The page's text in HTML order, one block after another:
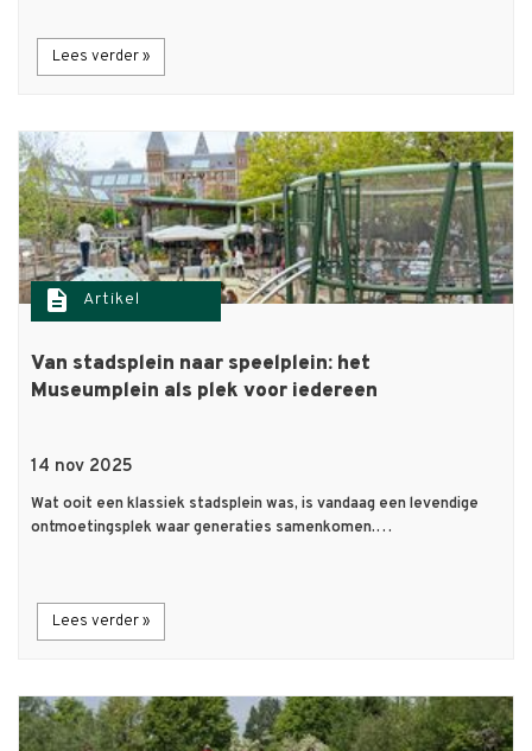
Lees verder »
description Artikel
Van stadsplein naar speelplein: het
Museumplein als plek voor iedereen
14 nov 2025
Wat ooit een klassiek stadsplein was, is vandaag een levendige
ontmoetingsplek waar generaties samenkomen.…
Lees verder »